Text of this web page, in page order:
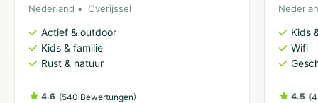
Nederland Overijssel
Actief & outdoor
Kids & familie
Rust & natuur
4.6 (540 Bewertungen)
Kids
Wifi
4.5 (